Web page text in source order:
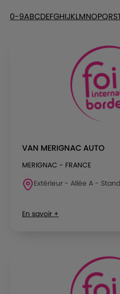
0-9ABCDEFGHIJKLMNOPQRS
VAN MERIGNAC AUTO
MERIGNAC - FRANCE
Extérieur - Allée A -
En savoir +